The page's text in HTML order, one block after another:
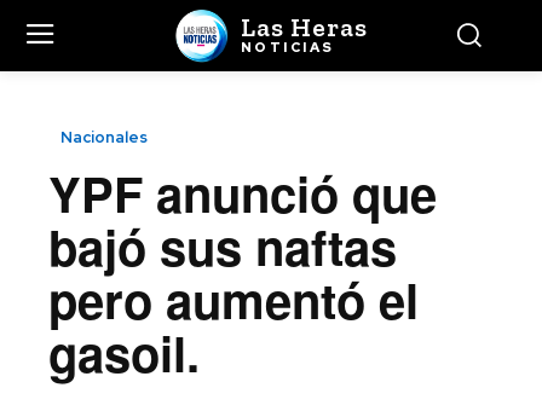
Las Heras
NOTICIAS
Nacionales
YPF anunció que
bajó sus naftas
pero aumentó el
gasoil.